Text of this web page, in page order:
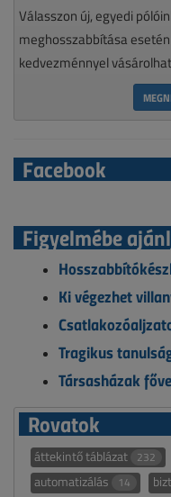
Válasszon új, egyedi
meghosszabbítása
kedvezménnyel
Facebook
Figyelmébe
Ki végezhet
Tragikus
Társasházak
Rovatok
áttekintő táblázat 232
automatizálás 14